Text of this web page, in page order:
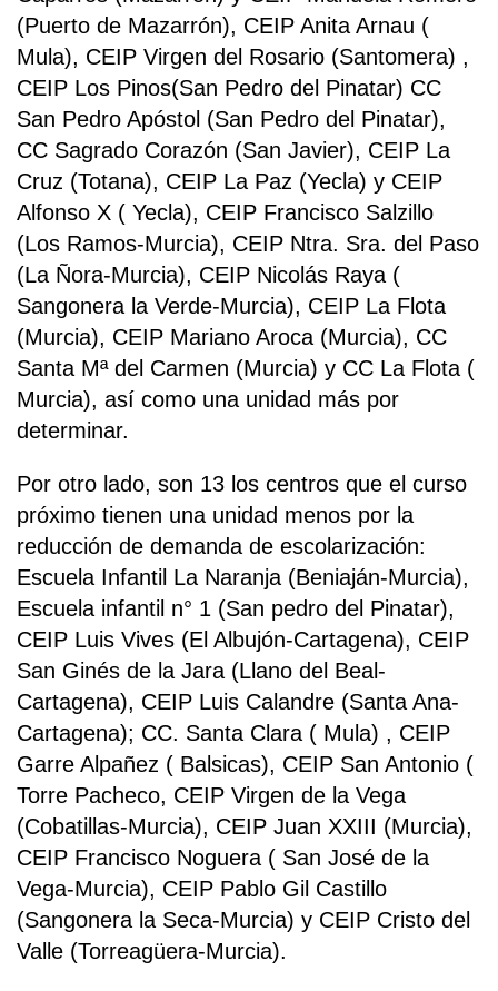
(Puerto de Mazarrón), CEIP Anita Arnau (
Mula), CEIP Virgen del Rosario (Santomera) ,
CEIP Los Pinos(San Pedro del Pinatar) CC
San Pedro Apóstol (San Pedro del Pinatar),
CC Sagrado Corazón (San Javier), CEIP La
Cruz (Totana), CEIP La Paz (Yecla) y CEIP
Alfonso X ( Yecla), CEIP Francisco Salzillo
(Los Ramos-Murcia), CEIP Ntra. Sra. del Paso
(La Ñora-Murcia), CEIP Nicolás Raya (
Sangonera la Verde-Murcia), CEIP La Flota
(Murcia), CEIP Mariano Aroca (Murcia), CC
Santa Mª del Carmen (Murcia) y CC La Flota (
Murcia), así como una unidad más por
determinar.
Por otro lado, son 13 los centros que el curso
próximo tienen una unidad menos por la
reducción de demanda de escolarización:
Escuela Infantil La Naranja (Beniaján-Murcia),
Escuela infantil n° 1 (San pedro del Pinatar),
CEIP Luis Vives (El Albujón-Cartagena), CEIP
San Ginés de la Jara (Llano del Beal-
Cartagena), CEIP Luis Calandre (Santa Ana-
Cartagena); CC. Santa Clara ( Mula) , CEIP
Garre Alpañez ( Balsicas), CEIP San Antonio (
Torre Pacheco, CEIP Virgen de la Vega
(Cobatillas-Murcia), CEIP Juan XXIII (Murcia),
CEIP Francisco Noguera ( San José de la
Vega-Murcia), CEIP Pablo Gil Castillo
(Sangonera la Seca-Murcia) y CEIP Cristo del
Valle (Torreagüera-Murcia).